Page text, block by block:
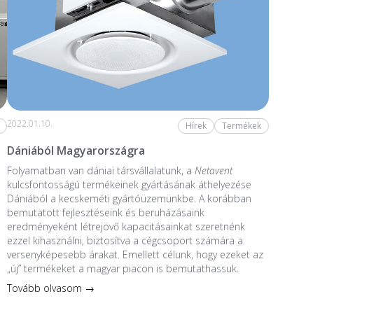
2022.01.10. Hírek Termékek
Dániából Magyarországra
Folyamatban van dániai társvállalatunk, aNetavent
kulcsfontosságú termékeinek gyártásának áthelyezése
Dániából a kecskeméti gyártóüzemünkbe. A korábban
bemutatott fejlesztéseink és beruházásaink
eredményeként létrejövő kapacitásainkat szeretnénk
ezzel kihasználni, biztosítva a cégcsoport számára a
versenyképesebb árakat. Emellett célunk, hogy ezeket az
„új” termékeket a magyar piacon is bemutathassuk.
Tovább olvasom →